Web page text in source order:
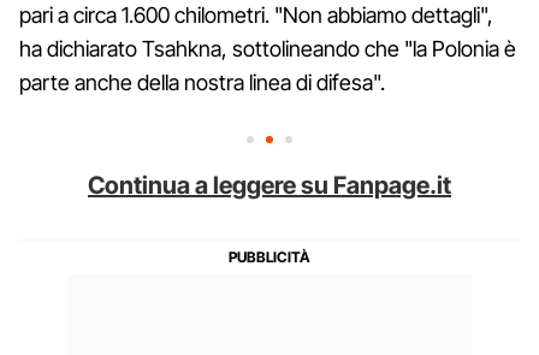
pari a circa 1.600 chilometri. "Non abbiamo dettagli",
ha dichiarato Tsahkna, sottolineando che "la Polonia è
parte anche della nostra linea di difesa".
Continua a leggere su Fanpage.it